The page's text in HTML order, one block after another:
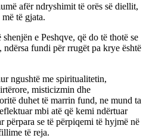
afër ndryshimit të orës së diellit,
të gjata.
shenjën e Peshqve, që do të thotë se
fundi për rrugët pa krye është
ngushtë me spiritualitetin,
misticizmin dhe
duhet të marrin fund, ne mund ta
mbi atë që kemi ndërtuar
përpara se të përpiqemi të hyjmë në
të reja.